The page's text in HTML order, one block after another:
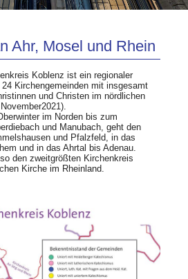
Ahr, Mosel und Rhein
Koblenz ist ein regionaler
Kirchengemeinden mit insgesamt
und Christen im nördlichen
im Norden bis zum
und Manubach, geht den
und Pfalzfeld, in das
und in das Ahrtal bis Adenau.
den zweitgrößten Kirchenkreis
Kirche im Rheinland.